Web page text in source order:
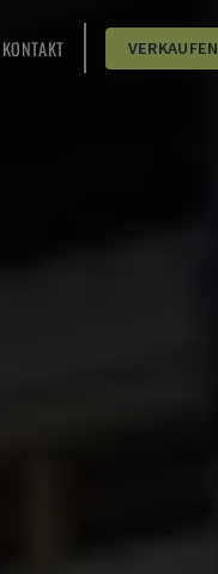
KONTAKT VERKAUFEN